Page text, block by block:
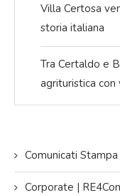
Villa Certosa
storia italiana
Tra Certaldo e
agrituristica con
Comunicati Stampa
Corporate |